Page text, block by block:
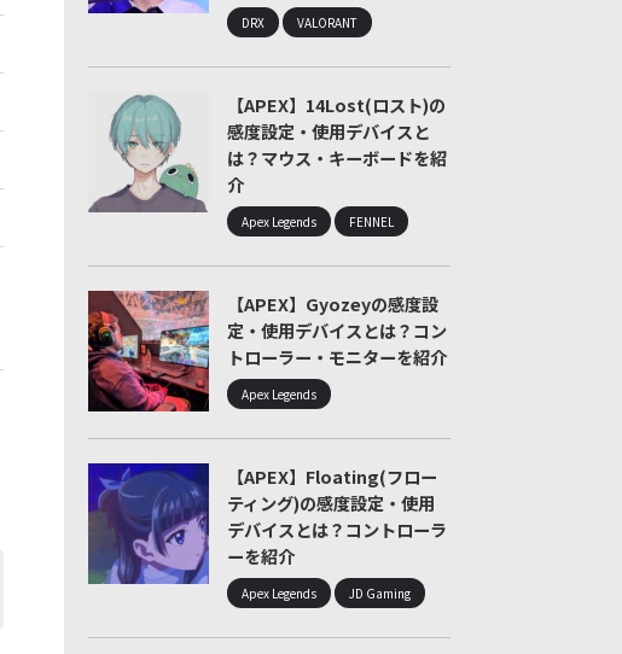
DRX VALORANT
【APEX】14Lost(ロスト)の
感度設定・使用デバイスと
は？マウス・キーボードを紹
介
Apex Legends FENNEL
【APEX】Gyozeyの感度設
定・使用デバイスとは？コン
トローラー・モニターを紹介
Apex Legends
【APEX】Floating(フロー
ティング)の感度設定・使用
デバイスとは？コントローラ
ーを紹介
Apex Legends JD Gaming